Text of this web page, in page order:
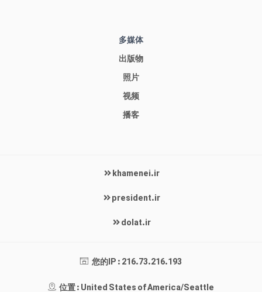
多媒体
出版物
照片
视频
播客
khamenei.ir
president.ir
dolat.ir
您的IP : 216.73.216.193
位置 : United States of America/Seattle